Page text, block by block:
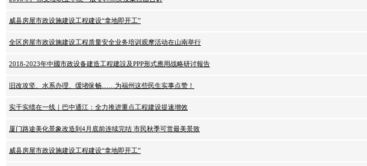
威县房屋市政设施建设工程建设“拿地即开工”
全区房屋市政设施建设工程质量安全业务培训观摩活动在山南举行
2018-2023年中國市政设备建造工程建設及PPP形式應用战略研讨報告
旧改攻坚、水系办理、缓堵保畅……为福州这些民生实事点赞！
实干实绩在一线｜巴中通江：全力推进重点工程建设提速增效
厦门路途美化景象改造到4月底前连续完结 市民秋季可赏最美景致
威县房屋市政设施建设工程建设“拿地即开工”